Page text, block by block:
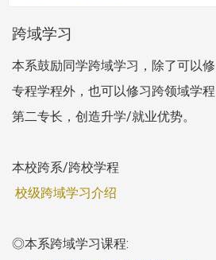
跨域学习
本系鼓励同学跨域学习，除了可以
专程学程外，也可以修习跨领域学
第二专长，创造升学/就业优势。
本校跨系/跨校学程
校级跨域学习介绍
◎本系跨域学习课程: